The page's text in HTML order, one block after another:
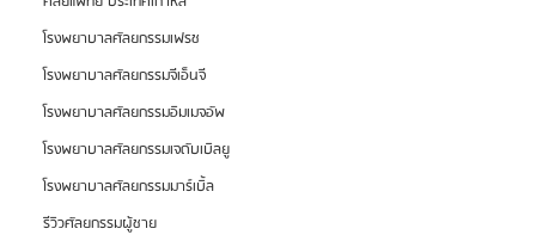
โรงพยาบาลศัลยกรรมเฟรช
โรงพยาบาลศัลยกรรมจีเอ็นจี
โรงพยาบาลศัลยกรรมอิมเมจอัพ
โรงพยาบาลศัลยกรรมเจดับเบิลยู
โรงพยาบาลศัลยกรรมมาร์เบิ้ล
รีวิวศัลยกรรมผู้ชาย